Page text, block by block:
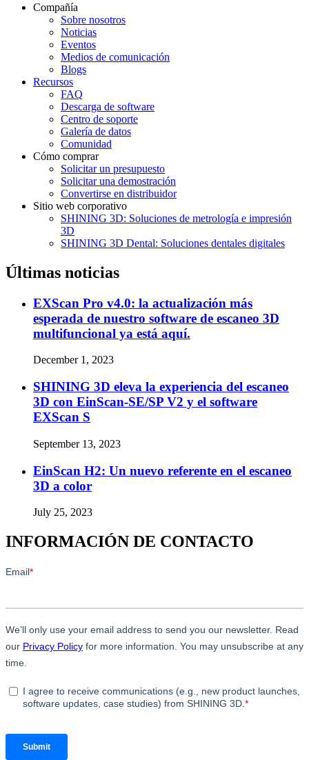
Compañía
Sobre nosotros
Noticias
Eventos
Medios de comunicación
Blogs
Recursos
FAQ
Descarga de software
Centro de soporte
Galería de datos
Comunidad
Cómo comprar
Solicitar un presupuesto
Solicitar una demostración
Convertirse en distribuidor
Sitio web corporativo
SHINING 3D: Soluciones de metrología e impresión
3D
SHINING 3D Dental: Soluciones dentales digitales
Últimas noticias
EXScan Pro v4.0: la actualización más
esperada de nuestro software de escaneo 3D
multifuncional ya está aquí.
December 1, 2023
SHINING 3D eleva la experiencia del escaneo
3D con EinScan-SE/SP V2 y el software
EXScan S
September 13, 2023
EinScan H2: Un nuevo referente en el escaneo
3D a color
July 25, 2023
INFORMACIÓN DE CONTACTO